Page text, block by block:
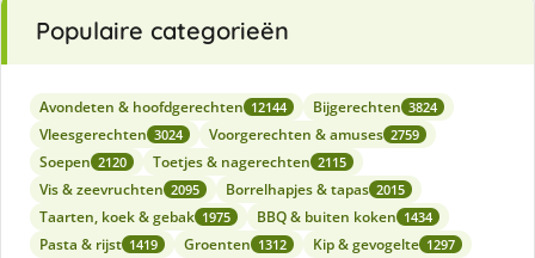
Populaire categorieën
Avondeten & hoofdgerechten 12144 Bijgerechten 3824
Vleesgerechten 3024 Voorgerechten & amuses 2759
Soepen 2120 Toetjes & nagerechten 2115
Vis & zeevruchten 2095 Borrelhapjes & tapas 2015
Taarten, koek & gebak 1975 BBQ & buiten koken 1434
Pasta & rijst 1419 Groenten 1312 Kip & gevogelte 1297